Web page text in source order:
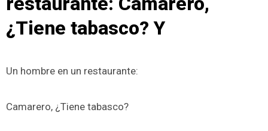
¿Tiene tabasco? Y
Un hombre en un restaurante:
Camarero, ¿Tiene tabasco?